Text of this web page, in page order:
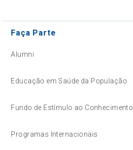
Faça Parte
Alumni
Educação em Saúde da População
Fundo de Estímulo ao Conhecimento
Programas Internacionais